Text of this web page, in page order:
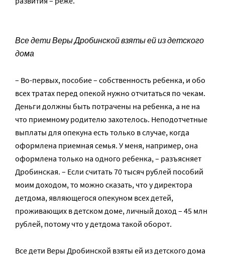
Все дети Веры Дробинской взяты ей из детского
дома
– Во-первых, пособие – собственность ребенка, и обо
всех тратах перед опекой нужно отчитаться по чекам.
Деньги должны быть потрачены на ребенка, а не на
что приемному родителю захотелось. Неподотчетные
выплаты для опекуна есть только в случае, когда
оформлена приемная семья. У меня, например, она
оформлена только на одного ребенка, – разъясняет
Дробинская. – Если считать 70 тысяч рублей пособий
моим доходом, то можно сказать, что у директора
детдома, являющегося опекуном всех детей,
проживающих в детском доме, личный доход – 45 млн
рублей, потому что у детдома такой оборот.
Все дети Веры Дробинской взяты ей из детского дома